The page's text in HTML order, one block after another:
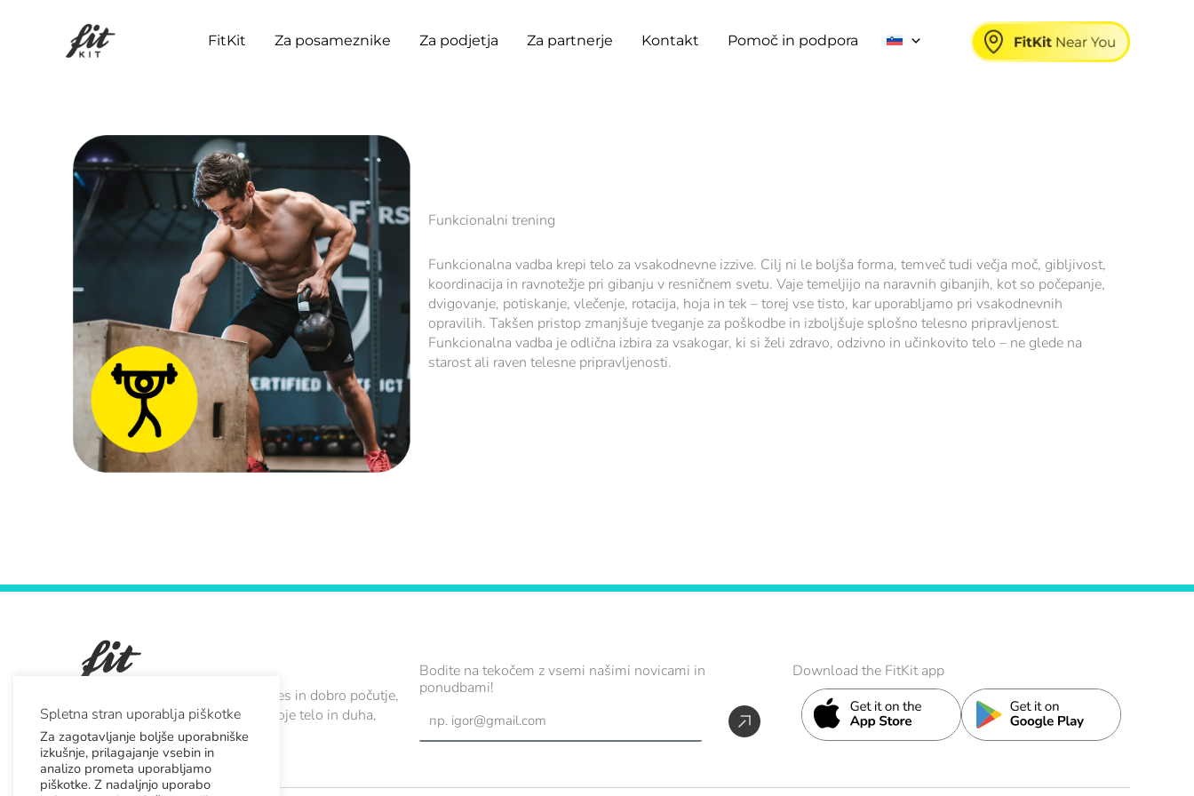
FitKit Za posameznike Za podjetja Za partnerje Kontakt Pomoč in podpora
Funkcionalni trening
Funkcionalna vadba krepi telo za vsakodnevne izzive. Cilj ni le boljša forma, temveč tudi večja moč, gibljivost,
koordinacija in ravnotežje pri gibanju v resničnem svetu. Vaje temeljijo na naravnih gibanjih, kot so počepanje,
dvigovanje, potiskanje, vlečenje, rotacija, hoja in tek – torej vse tisto, kar uporabljamo pri vsakodnevnih
opravilih. Takšen pristop zmanjšuje tveganje za poškodbe in izboljšuje splošno telesno pripravljenost.
Funkcionalna vadba je odlična izbira za vsakogar, ki si želi zdravo, odzivno in učinkovito telo – ne glede na
starost ali raven telesne pripravljenosti.
FitKit je mobilna aplikacija za fitnes in dobro počutje,
ki vam omogoča, da skrbite za svoje telo in duha,
kadar koli in kjer koli.
I F L Y
Bodite na tekočem z vsemi našimi novicami in
ponudbami!
Submit
Download the FitKit app
Spletna stran uporablja piškotke
Za zagotavljanje boljše uporabniške
izkušnje, prilagajanje vsebin in
analizo prometa uporabljamo
piškotke. Z nadaljnjo uporabo